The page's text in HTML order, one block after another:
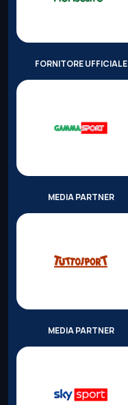
FORNITORE UFFICIALE
MEDIA PARTNER
MEDIA PARTNER